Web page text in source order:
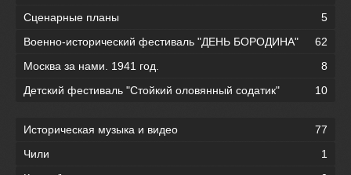
Сценарные планы
5
Военно-исторический фестиваль "ДЕНЬ БОРОДИНА"
62
Москва за нами. 1941 год.
8
Детский фестиваль "Стойкий оловянный содатик"
10
Историческая музыка и видео
77
Чили
1